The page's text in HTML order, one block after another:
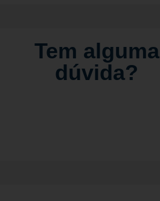
Tem alguma
dúvida?